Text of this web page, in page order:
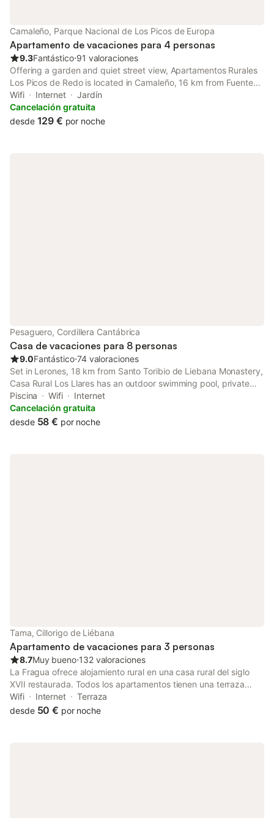
Camaleño, Parque Nacional de Los Picos de Europa
Apartamento de vacaciones para 4 personas
9.3Fantástico⋅91 valoraciones
Offering a garden and quiet street view, Apartamentos Rurales
Los Picos de Redo is located in Camaleño, 16 km from Fuente
Dé Cable Car and 20 km from Santa Maria de Lebeña Church.
Wifi Internet
Jardín
Cancelación gratuita
desde 129 € por noche
Pesaguero, Cordillera Cantábrica
Casa de vacaciones para 8 personas
9.0Fantástico⋅74 valoraciones
Set in Lerones, 18 km from Santo Toribio de Liebana Monastery,
Casa Rural Los Llares has an outdoor swimming pool, private
parking and rooms with free WiFi access.
Piscina Wifi
Internet
Cancelación gratuita
desde 58 € por noche
Tama, Cillorigo de Liébana
Apartamento de vacaciones para 3 personas
8.7Muy bueno⋅132 valoraciones
La Fragua ofrece alojamiento rural en una casa rural del siglo
XVII restaurada. Todos los apartamentos tienen una terraza
privada o jardín, con bellas vistas al Parque Nacional de los
Picos de Europa. Número de licencia: HS-1385
Wifi Internet
Terraza
desde 50 € por noche